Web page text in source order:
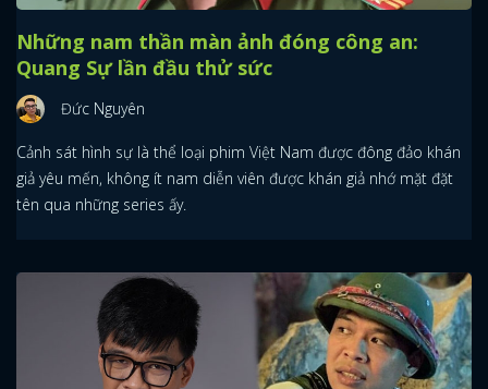
Những nam thần màn ảnh đóng công an:
Quang Sự lần đầu thử sức
Đức Nguyên
Cảnh sát hình sự là thể loại phim Việt Nam được đông đảo khán
giả yêu mến, không ít nam diễn viên được khán giả nhớ mặt đặt
tên qua những series ấy.